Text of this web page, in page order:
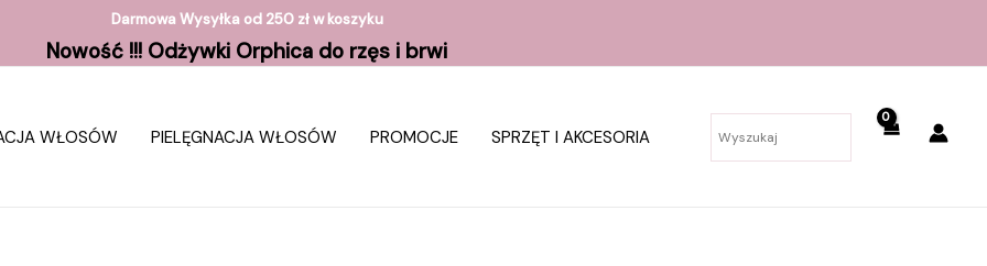
Darmowa Wysyłka od 250 zł w koszyku
Nowość !!! Odżywki Orphica do rzęs i brwi
WŁOSÓW PIELĘGNACJA WŁOSÓW PROMOCJE SPRZĘT I AKCESORIA